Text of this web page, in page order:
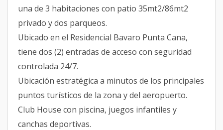
una de 3 habitaciones con patio 35mt2/86mt2
privado y dos parqueos.
Ubicado en el Residencial Bavaro Punta Cana,
tiene dos (2) entradas de acceso con seguridad
controlada 24/7.
Ubicación estratégica a minutos de los principales
puntos turísticos de la zona y del aeropuerto.
Club House con piscina, juegos infantiles y
canchas deportivas.